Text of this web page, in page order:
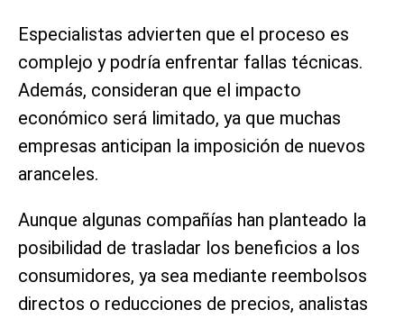
Especialistas advierten que el proceso es
complejo y podría enfrentar fallas técnicas.
Además, consideran que el impacto
económico será limitado, ya que muchas
empresas anticipan la imposición de nuevos
aranceles.
Aunque algunas compañías han planteado la
posibilidad de trasladar los beneficios a los
consumidores, ya sea mediante reembolsos
directos o reducciones de precios, analistas